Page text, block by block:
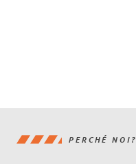
PERCHÉ NOI?